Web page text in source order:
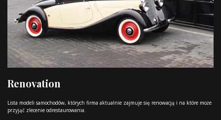
Renovation
Lista modeli samochodów, których firma aktualnie zajmuje się renowacją i na które może
przyjąć zlecenie odrestaurowania.